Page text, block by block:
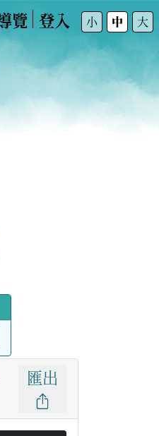
覽 登入 小 中 大
匯出